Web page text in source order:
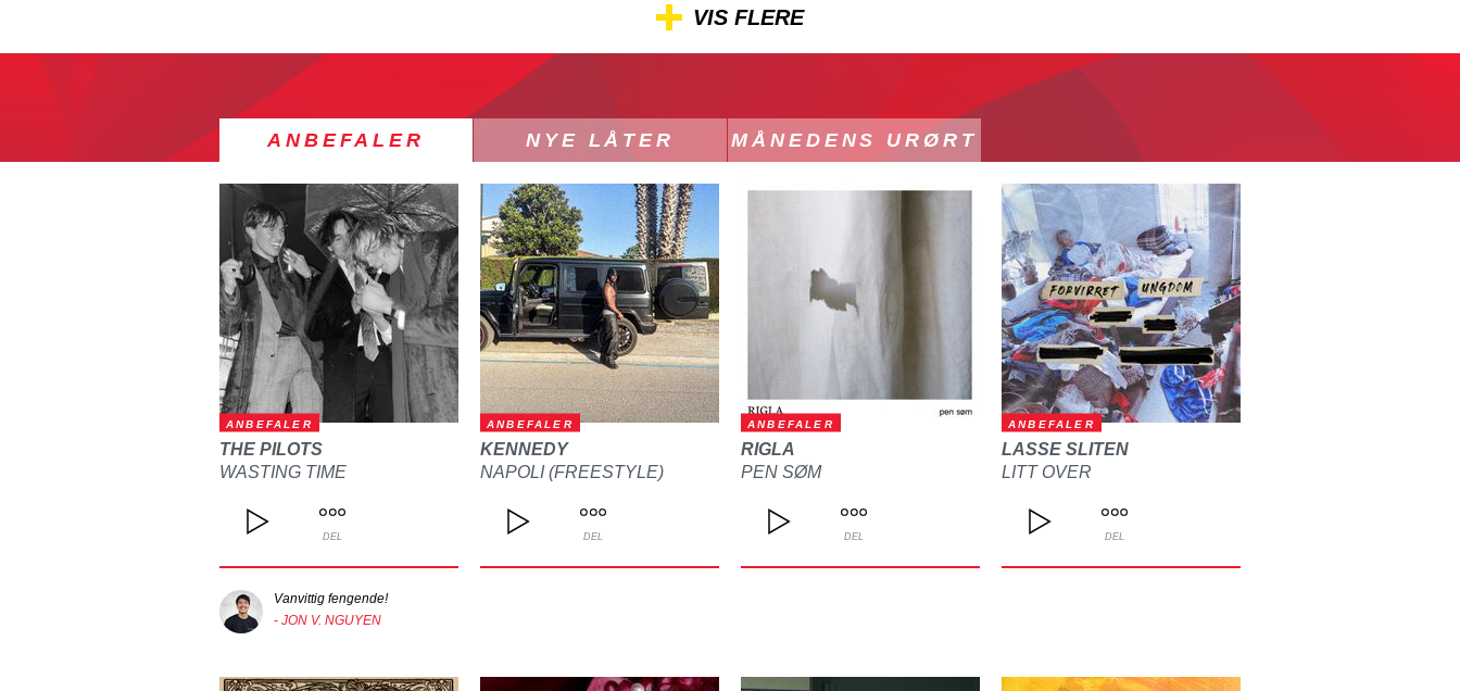
VIS FLERE
ANBEFALER NYE LÅTER MÅNEDENS URØRT
ANBEFALER
THE PILOTS
WASTING TIME
DEL
Vanvittig fengende!
- JON V. NGUYEN
ANBEFALER
KENNEDY
NAPOLI (FREESTYLE)
DEL
ANBEFALER
RIGLA
PEN SØM
DEL
ANBEFALER
LASSE SLITEN
LITT OVER
DEL